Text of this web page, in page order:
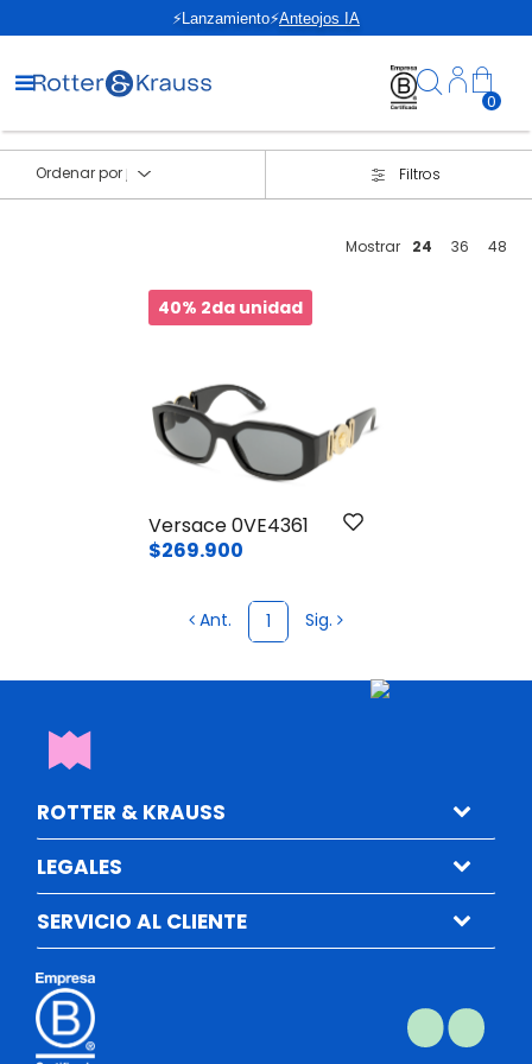
⚡Lanzamiento⚡Anteojos IA
0
Ordenar por Filtros
Mostrar 24 36 48
40% 2da unidad
Versace 0VE4361
$269.900
Ant. 1 Sig.
ROTTER & KRAUSS
LEGALES
SERVICIO AL CLIENTE